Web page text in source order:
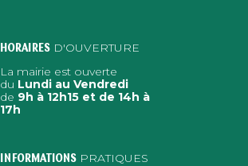
HORAIRES D'OUVERTURE
La mairie est ouverte
du Lundi au Vendredi
de 9h à 12h15 et de 14h à
17h
INFORMATIONS PRATIQUES